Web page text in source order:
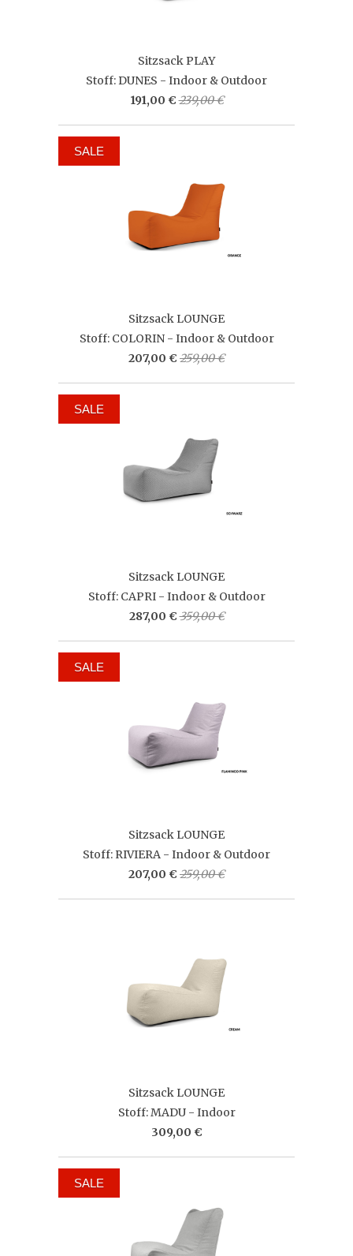
Sitzsack PLAY
Stoff: DUNES - Indoor & Outdoor
191,00 €239,00 €
Sitzsack LOUNGE
Stoff: COLORIN - Indoor & Outdoor
207,00 € 259,00 €
SALE
Sitzsack LOUNGE
Stoff: CAPRI - Indoor & Outdoor
287,00 €359,00 €
SALE
Sitzsack LOUNGE
Stoff: RIVIERA - Indoor & Outdoor
207,00 € 259,00 €
SALE
Sitzsack LOUNGE
Stoff: MADU - Indoor
309,00 €
SALE